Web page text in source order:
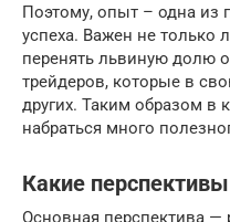
Поэтому, опыт – одна из
успеха. Важен не только
перенять львиную долю
трейдеров, которые в
других. Таким образом в
набраться много
Какие
Основная перспектива